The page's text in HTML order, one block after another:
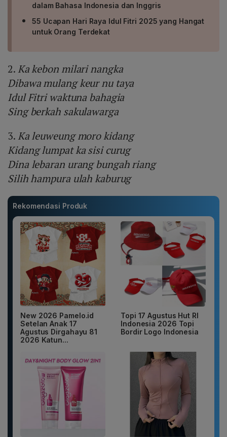
dalam Bahasa Indonesia dan Inggris
55 Ucapan Hari Raya Idul Fitri 2025 yang Hangat
untuk Orang Terdekat
2. Ka kebon milari nangka
Dibawa mulang keur nu taya
Idul Fitri waktuna bahagia
Sing berkah sakulawarga
3. Ka leuweung moro kidang
Kidang lumpat ka sisi curug
Dina lebaran urang bungah riang
Silih hampura ulah kaburug
Rekomendasi Produk
New 2026 Pamelo.id
Setelan Anak 17
Agustus Dirgahayu 81
2026 Katun...
Topi 17 Agustus Hut RI
Indonesia 2026 Topi
Bordir Logo Indonesia